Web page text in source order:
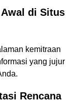
di Situs
kemitraan
yang jujur
Rencana